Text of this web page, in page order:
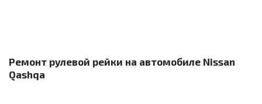
Ремонт рулевой рейки на автомобиле Nissan
Qashqa